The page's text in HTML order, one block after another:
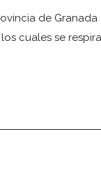
de
los cuales se